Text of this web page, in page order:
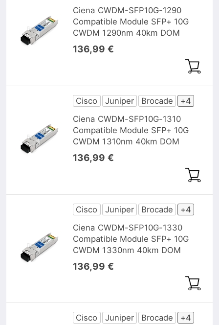
Ciena CWDM-SFP10G-1290
Compatible Module SFP+ 10G
CWDM 1290nm 40km DOM
136,99 €
Cisco Juniper Brocade
+4
Ciena CWDM-SFP10G-1310
Compatible Module SFP+ 10G
CWDM 1310nm 40km DOM
136,99 €
Cisco Juniper Brocade
+4
Ciena CWDM-SFP10G-1330
Compatible Module SFP+ 10G
CWDM 1330nm 40km DOM
136,99 €
Cisco Juniper Brocade
+4